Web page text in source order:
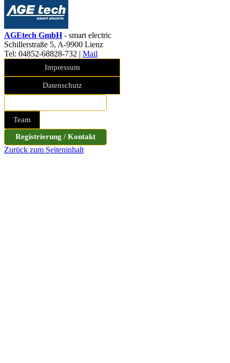
AGEtech GmbH - smart electric
Schillerstraße 5, A-9900 Lienz
Tel: 04852-68828-732 | Mail
Impressum
Datenschutz
Team
Registrierung / Kontakt
Zurück zum Seiteninhalt